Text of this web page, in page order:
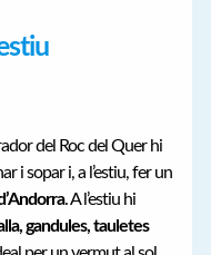
del Roc del Quer hi
i sopar i, a l’estiu, fer un
. A l’estiu hi
gandules, tauletes